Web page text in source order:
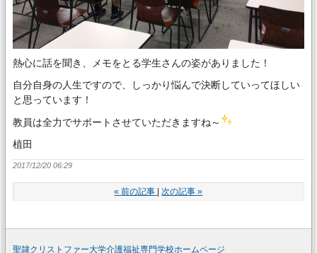
熱心に話を聞き、メモをとる学生さんの姿がありました！
自分自身の人生ですので、しっかり悩んで決断していってほしい
と思っています！
教員は全力でサポートさせていただきますね～
植田
2017/12/20 06:29
« 前の記事 次の記事 »
聖隷クリストファー大学介護福祉専門学校ホームページ